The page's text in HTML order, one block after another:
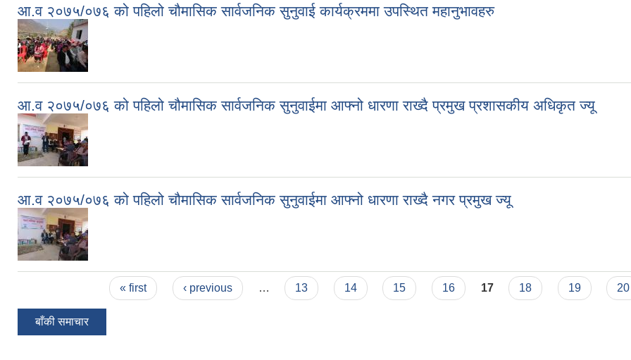
आ.व २०७५/०७६ को पहिलो चौमासिक सार्वजनिक सुनुवाई कार्यक्रममा उपस्थित महानुभावहरु
आ.व २०७५/०७६ को पहिलो चौमासिक सार्वजनिक सुनुवाईमा आफ्नो धारणा राख्दै प्रमुख प्रशासकीय अधिकृत ज्यू
आ.व २०७५/०७६ को पहिलो चौमासिक सार्वजनिक सुनुवाईमा आफ्नो धारणा राख्दै नगर प्रमुख ज्यू
« first ‹ previous … 13 14 15 16 17 18 19 20
बाँकी समाचार